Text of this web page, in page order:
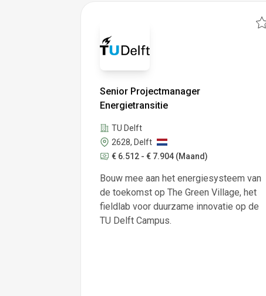
Senior Projectmanager
Energietransitie
TU Delft
2628, Delft
€ 6.512 - € 7.904 (Maand)
Bouw mee aan het energiesysteem van
de toekomst op The Green Village, het
fieldlab voor duurzame innovatie op de
TU Delft Campus.